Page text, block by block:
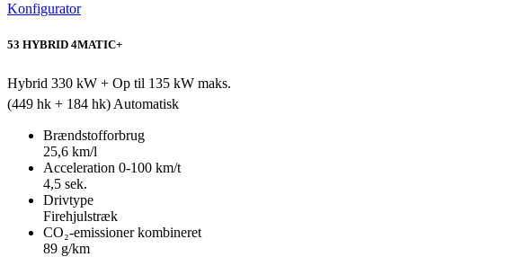
Konfigurator
53 HYBRID 4MATIC+
Hybrid 330 kW + Op til 135 kW maks.
(449 hk + 184 hk) Automatisk
Brændstofforbrug
25,6 km/l
Acceleration 0-100 km/t
4,5 sek.
Drivtype
Firehjulstræk
CO₂-emissioner kombineret
89 g/km